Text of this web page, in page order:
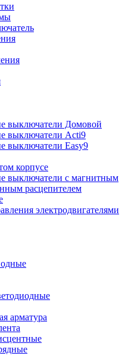
выключатели Домовой
выключатели Acti9
выключатели Easy9
корпусе
выключатели с магнитным
расцепителем
электродвигателями
арматура